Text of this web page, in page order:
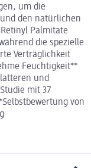
um die
den natürlichen
Palmitate
die spezielle
Verträglichkeit
Feuchtigkeit**
und
mit 37
von